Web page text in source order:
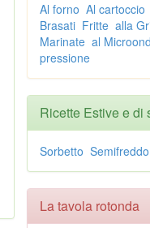
Al forno Al cartoccio
Brasati Fritte alla
Marinate al
pressione
Ricette Estive e di
Sorbetto Semifreddo
La tavola rotonda